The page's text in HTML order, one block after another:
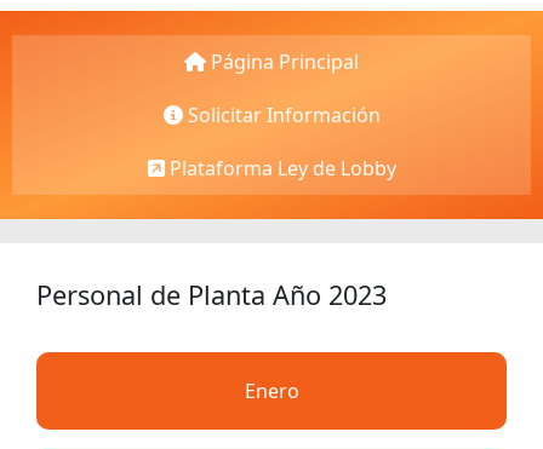
Página Principal
Solicitar Información
Plataforma Ley de Lobby
Personal de Planta Año 2023
Enero